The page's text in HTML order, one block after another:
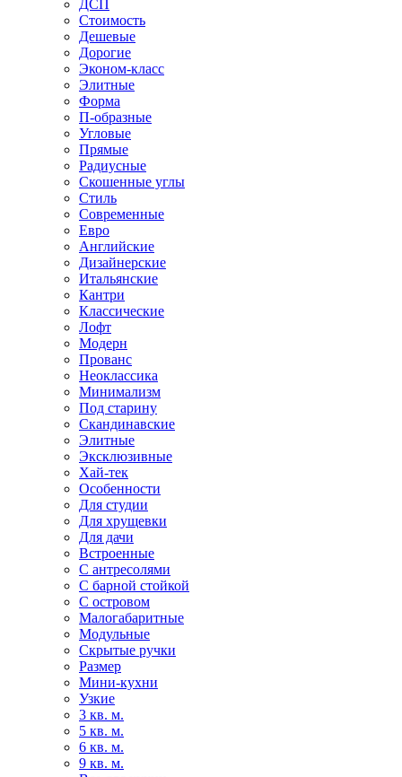
ДСП
Стоимость
Дешевые
Дорогие
Эконом-класс
Элитные
Форма
П-образные
Угловые
Прямые
Радиусные
Скошенные углы
Стиль
Современные
Евро
Английские
Дизайнерские
Итальянские
Кантри
Классические
Лофт
Модерн
Прованс
Неоклассика
Минимализм
Под старину
Скандинавские
Элитные
Эксклюзивные
Хай-тек
Особенности
Для студии
Для хрущевки
Для дачи
Встроенные
С антресолями
С барной стойкой
С островом
Малогабаритные
Модульные
Скрытые ручки
Размер
Мини-кухни
Узкие
3 кв. м.
5 кв. м.
6 кв. м.
9 кв. м.